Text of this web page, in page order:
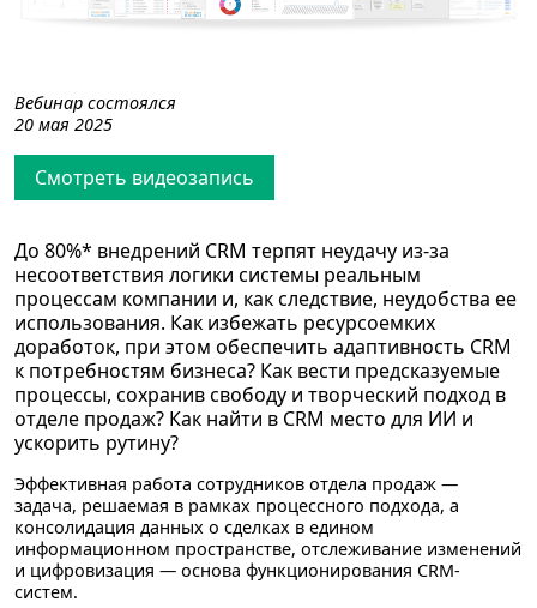
До 80%* внедрений CRM терпят неудачу из-за
несоответствия логики системы реальным
процессам компании и, как следствие, неудобства ее
использования. Как избежать ресурсоемких
доработок, при этом обеспечить адаптивность CRM
к потребностям бизнеса? Как вести предсказуемые
процессы, сохранив свободу и творческий подход в
отделе продаж? Как найти в CRM место для ИИ и
ускорить рутину?
Эффективная работа сотрудников отдела продаж —
задача, решаемая в рамках процессного подхода, а
консолидация данных о сделках в едином
информационном пространстве, отслеживание изменений
и цифровизация — основа функционирования CRM-
систем.
Вебинар состоялся
20 мая 2025
Смотреть видеозапись